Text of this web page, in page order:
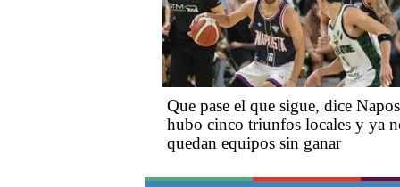
Que pase el que sigue, dice
hubo cinco triunfos locales y ya
quedan equipos sin ganar